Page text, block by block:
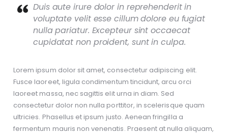
Duis aute irure dolor in reprehenderit in
voluptate velit esse cillum dolore eu fugiat
nulla pariatur. Excepteur sint occaecat
cupidatat non proident, sunt in culpa.
Lorem ipsum dolor sit amet, consectetur adipiscing elit.
Fusce laoreet, ligula condimentum tincidunt, arcu orci
laoreet massa, nec sagittis elit urna in diam. Sed
consectetur dolor non nulla porttitor, in scelerisque quam
ultricies. Phasellus et ipsum justo. Aenean fringilla a
fermentum mauris non venenatis. Praesent at nulla aliquam,